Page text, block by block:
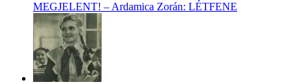
MEGJELENT! – Ardamica Zorán: LÉTFENE